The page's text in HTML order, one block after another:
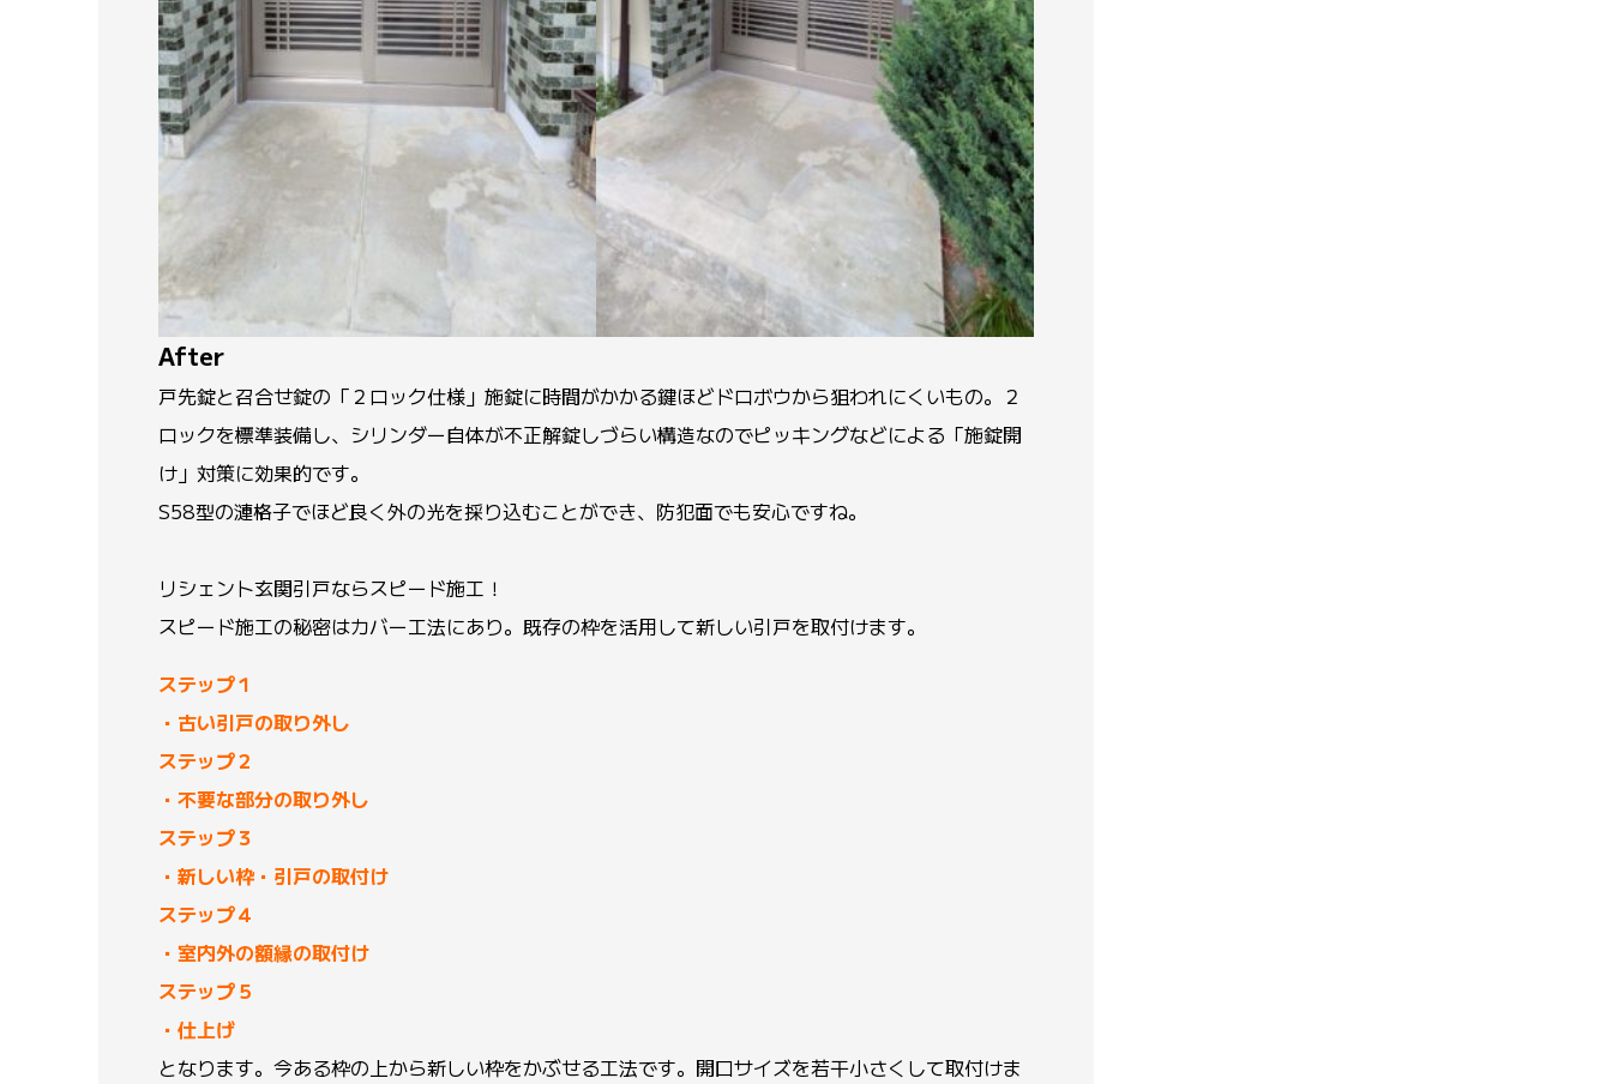
After
戸先錠と召合せ錠の「２ロック仕様」施錠に時間がかかる鍵ほどドロボウから狙われにくいもの。２
ロックを標準装備し、シリンダー自体が不正解錠しづらい構造なのでピッキングなどによる「施錠開
け」対策に効果的です。
S58型の漣格子でほど良く外の光を採り込むことができ、防犯面でも安心ですね。
リシェント玄関引戸ならスピード施工！
スピード施工の秘密はカバー工法にあり。既存の枠を活用して新しい引戸を取付けます。
ステップ１
・古い引戸の取り外し
ステップ２
・不要な部分の取り外し
ステップ３
・新しい枠・引戸の取付け
ステップ４
・室内外の額縁の取付け
ステップ５
・仕上げ
となります。今ある枠の上から新しい枠をかぶせる工法です。開口サイズを若干小さくして取付けま